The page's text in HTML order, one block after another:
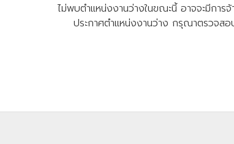
ไม่พบตำแหน่งงานว่างในขณะนี้ อาจจะมีการ
ประกาศตำแหน่งงานว่าง กรุณาตรวจส